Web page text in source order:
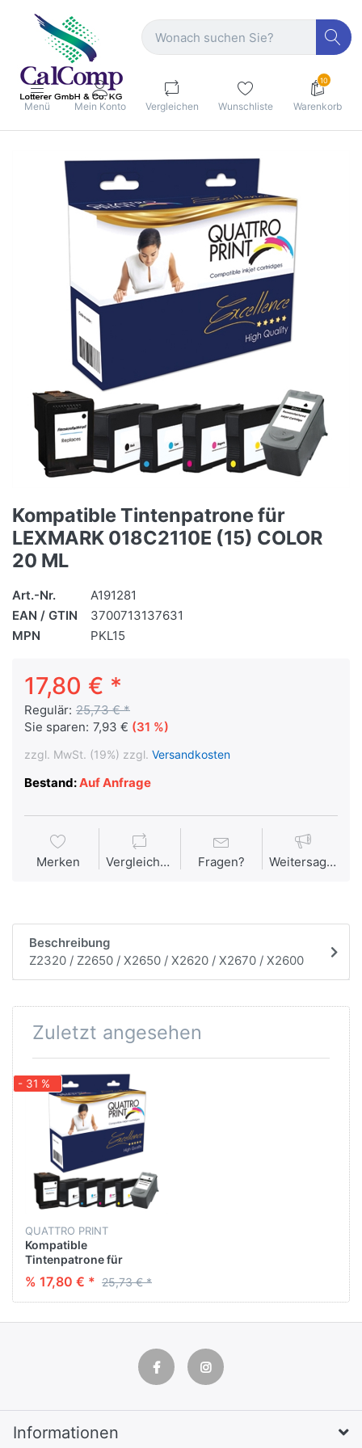
Menü Mein Konto Vergleichen Wunschliste
10
Warenkorb
Kompatible Tintenpatrone für
LEXMARK 018C2110E (15) COLOR
20 ML
Art.-Nr.
A191281
EAN / GTIN
3700713137631
MPN
PKL15
17,80 € *
Regulär: 25,73 € *
Sie sparen: 7,93 € (31 %)
zzgl. MwSt. (19%) zzgl. Versandkosten
Bestand:Auf Anfrage
Merken Vergleichen Fragen? Weitersagen
Beschreibung
Z2320 / Z2650 / X2650 / X2620 / X2670 / X2600
Zuletzt angesehen
- 31 %
QUATTRO PRINT
Kompatible
Tintenpatrone für
LEXMARK 018C2110E
(15) COLOR 20 ML
% 17,80 € * 25,73 € *
Informationen